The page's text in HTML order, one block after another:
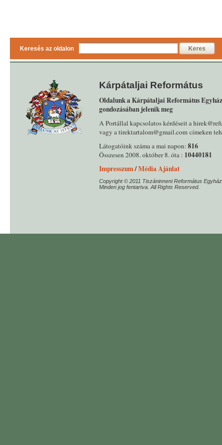
Keresés az oldalon Keres
Kárpátaljai Református
Oldalunk a Kárpátaljai Református
gondozásában jelenik meg
A Portállal kapcsolatos kérdéseit a
vagy a tirektartalom@gmail.com címeken
Látogatóink száma a mai napon: 816
Összesen 2008. október 8. óta : 10440181
Impresszum/Média Ajánlat
Copyright © 2011 Tiszáninneni Református
Minden jog fentartva. All Rights Reserved.